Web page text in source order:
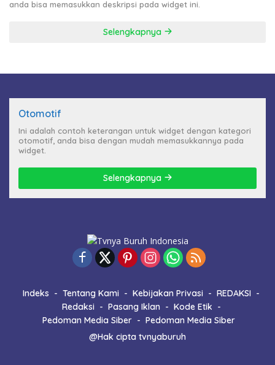
anda bisa memasukkan deskripsi pada widget ini.
Selengkapnya
Otomotif
Ini adalah contoh keterangan untuk widget dengan kategori
otomotif, anda bisa dengan mudah memasukkannya pada
widget.
Selengkapnya
Indeks Tentang Kami Kebijakan Privasi
REDAKSI
Redaksi
Pasang Iklan
Kode Etik
Pedoman Media Siber
Pedoman Media Siber
@Hak cipta tvnyaburuh